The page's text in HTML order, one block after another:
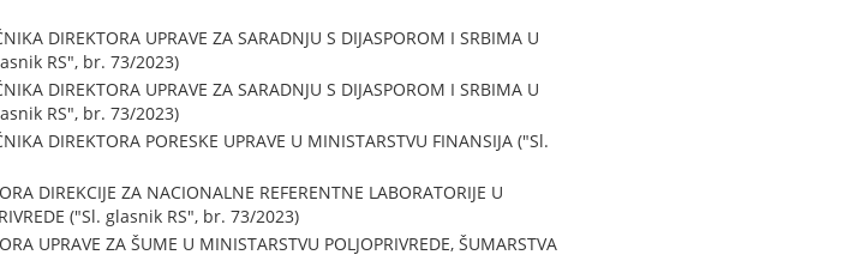
DIREKTORA UPRAVE ZA SARADNJU S DIJASPOROM I SRBIMA U
RS", br. 73/2023)
DIREKTORA UPRAVE ZA SARADNJU S DIJASPOROM I SRBIMA U
RS", br. 73/2023)
DIREKTORA PORESKE UPRAVE U MINISTARSTVU FINANSIJA ("Sl.
DIREKCIJE ZA NACIONALNE REFERENTNE LABORATORIJE U
("Sl. glasnik RS", br. 73/2023)
UPRAVE ZA ŠUME U MINISTARSTVU POLJOPRIVREDE, ŠUMARSTVA